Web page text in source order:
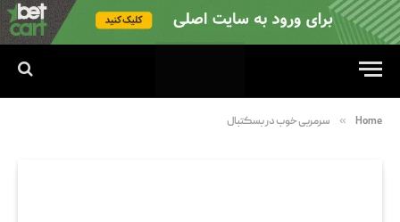
Home
» سرمربی خوب در بسکتبال